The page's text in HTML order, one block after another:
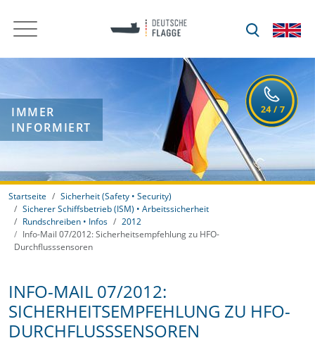
IMMER
INFORMIERT
Startseite
Sicherheit (Safety • Security)
Sicherer Schiffsbetrieb (ISM) • Arbeitssicherheit
Rundschreiben • Infos
2012
Info-Mail 07/2012: Sicherheitsempfehlung zu HFO-
Durchflusssensoren
INFO-MAIL 07/2012:
SICHERHEITSEMPFEHLUNG ZU HFO-
DURCHFLUSSSENSOREN